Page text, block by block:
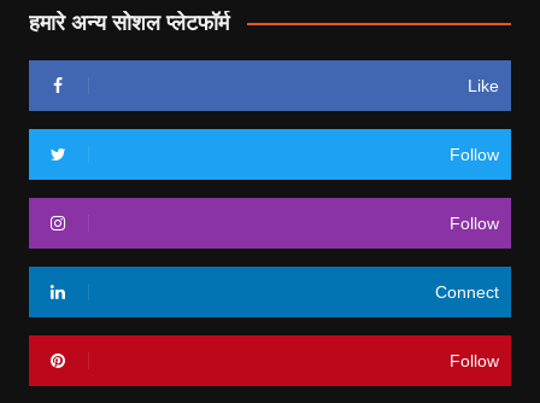
हमारे अन्य सोशल प्लेटफॉर्म
Like
Follow
Follow
Connect
Follow